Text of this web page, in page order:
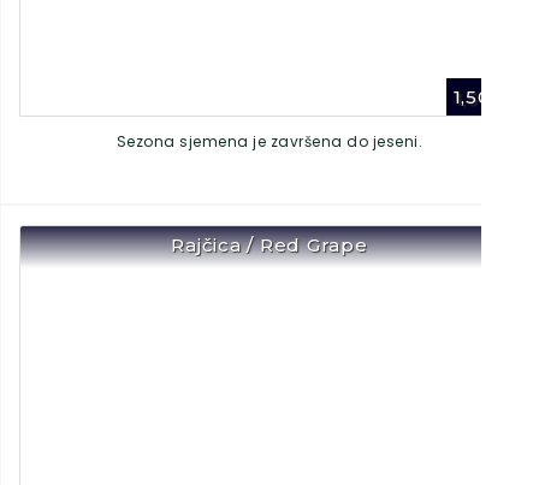
1,50
Sezona sjemena je završena do jeseni.
Rajčica / Red Grape